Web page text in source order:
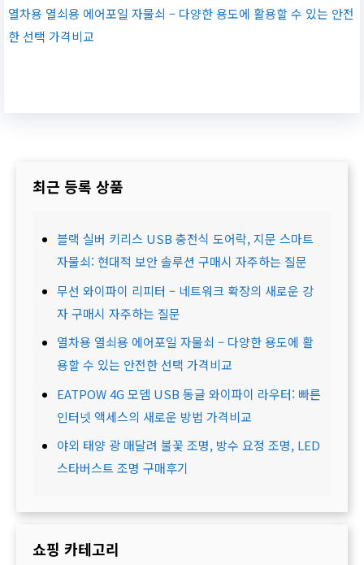
열차용 열쇠용 에어포일 자물쇠 – 다양한 용도에 활용할 수 있는 안전
한 선택 가격비교
최근 등록 상품
블랙 실버 키리스 USB 충전식 도어락, 지문 스마트
자물쇠: 현대적 보안 솔루션 구매시 자주하는 질문
무선 와이파이 리피터 – 네트워크 확장의 새로운 강
자 구매시 자주하는 질문
열차용 열쇠용 에어포일 자물쇠 – 다양한 용도에 활
용할 수 있는 안전한 선택 가격비교
EATPOW 4G 모뎀 USB 동글 와이파이 라우터: 빠른
인터넷 액세스의 새로운 방법 가격비교
야외 태양 광 매달려 불꽃 조명, 방수 요정 조명, LED
스타버스트 조명 구매후기
쇼핑 카테고리